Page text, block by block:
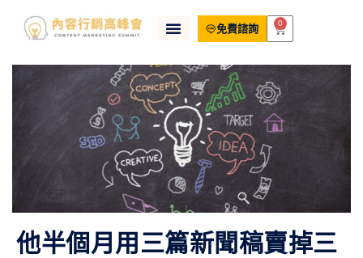
免費諮詢 0
他半個月用三篇新聞稿賣掉三